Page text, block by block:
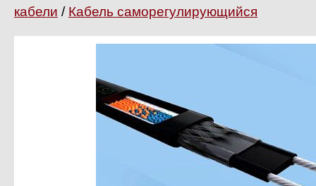
кабели / Кабель саморегулирующийся